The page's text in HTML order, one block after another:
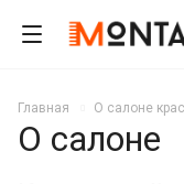
Главная О салоне
О салоне